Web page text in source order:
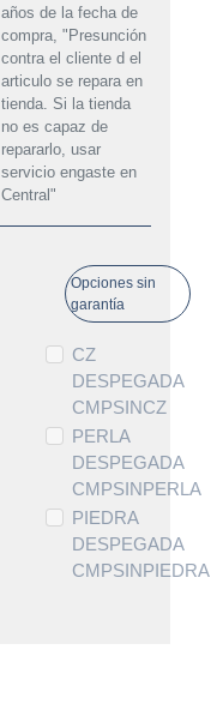
años de la fecha de
compra, "Presunción
contra el cliente d el
articulo se repara en
tienda. Si la tienda
no es capaz de
repararlo, usar
servicio engaste en
Central"
Opciones sin
garantía
CZ
DESPEGADA
CMPSINCZ
PERLA
DESPEGADA
CMPSINPERLA
PIEDRA
DESPEGADA
CMPSINPIEDRA